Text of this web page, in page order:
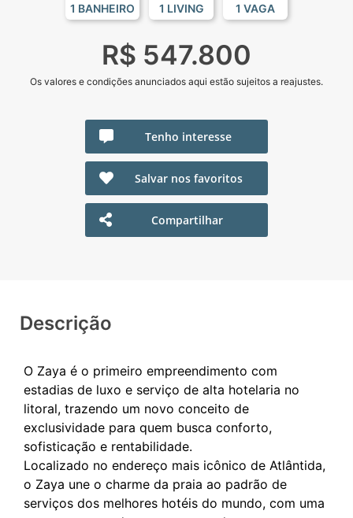
1 BANHEIRO 1 LIVING 1 VAGA
R$ 547.800
Os valores e condições anunciados aqui estão sujeitos a reajustes.
Tenho interesse
Salvar nos favoritos
Compartilhar
Descrição
O Zaya é o primeiro empreendimento com
estadias de luxo e serviço de alta hotelaria no
litoral, trazendo um novo conceito de
exclusividade para quem busca conforto,
sofisticação e rentabilidade.
Localizado no endereço mais icônico de Atlântida,
o Zaya une o charme da praia ao padrão de
serviços dos melhores hotéis do mundo, com uma